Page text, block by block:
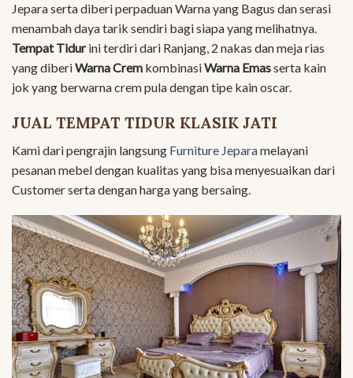
Jepara serta diberi perpaduan Warna yang Bagus dan serasi
menambah daya tarik sendiri bagi siapa yang melihatnya.
Tempat Tidurini terdiri dari Ranjang, 2 nakas dan meja rias
yang diberiWarna Crem kombinasiWarna Emasserta kain
jok yang berwarna crem pula dengan tipe kain oscar.
JUAL TEMPAT TIDUR KLASIK JATI
Kami dari pengrajin langsung Furniture Jeparamelayani
pesanan mebel dengan kualitas yang bisa menyesuaikan dari
Customer serta dengan harga yang bersaing.